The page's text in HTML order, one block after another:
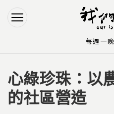
Jump to
Jump to
您在這裡
心綠珍珠：以
的社區營造
每週一